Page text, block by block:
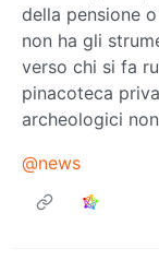
della pensione
non ha gli
verso chi si fa
pinacoteca
archeologici
@news